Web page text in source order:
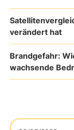
verändert hat
Brandgefahr:
wachsende